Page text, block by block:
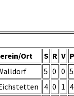
Ort S R V
5 0 0
4 0 1